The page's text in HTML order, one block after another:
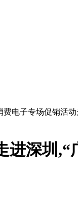
电子专场促销活动
深圳